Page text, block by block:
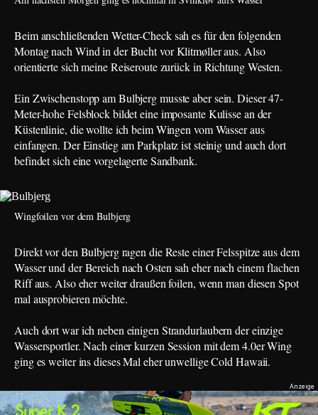
Beim anschließenden Wetter-Check sah es für den folgenden
Montag nach Wind in der Bucht vor Klitmøller aus. Also
orientierte sich meine Reiseroute zurück in Richtung Westen.
Ein Zwischenstopp am Bulbjerg musste aber sein. Dieser 47-
Meter-hohe Felsblock bildet eine imposante Kulisse an der
Küstenlinie, die wollte ich beim Wingen vom Wasser aus
einfangen. Der Einstieg am Parkplatz ist steinig und auch dort
befindet sich eine vorgelagerte Sandbank.
Wingfoilen vor dem Bulbjerg
Direkt vor den Bulbjerg ragen die Reste einer Felsspitze aus dem
Wasser und der Bereich nach Osten sah eher nach einem flachen
Riff aus. Also eher weiter draußen foilen, wenn man diesen Spot
mal ausprobieren möchte.
Auch dort war ich neben einigen Strandurlaubern der einzige
Wassersportler. Nach einer kurzen Session mit dem 4.0er Wing
ging es weiter ins dieses Mal eher unwellige Cold Hawaii.